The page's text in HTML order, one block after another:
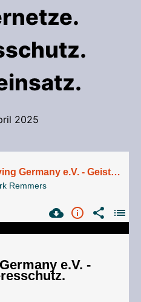
2025
256 Ghost Diving Germany e.V. - Geisternetze. Meeresschutz. Taucheinsatz.
Remmers
e.V. -